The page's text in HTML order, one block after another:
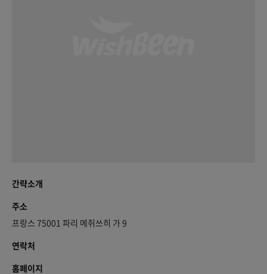
간략소개
주소
프랑스 75001 파리 메쥐쓰히 가 9
연락처
홈페이지